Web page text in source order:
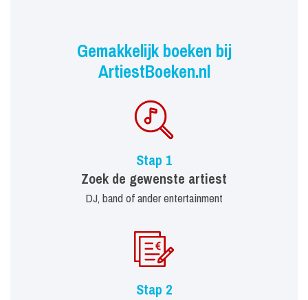
Gemakkelijk boeken bij
ArtiestBoeken.nl
Stap 1
Zoek de gewenste artiest
DJ, band of ander entertainment
Stap 2